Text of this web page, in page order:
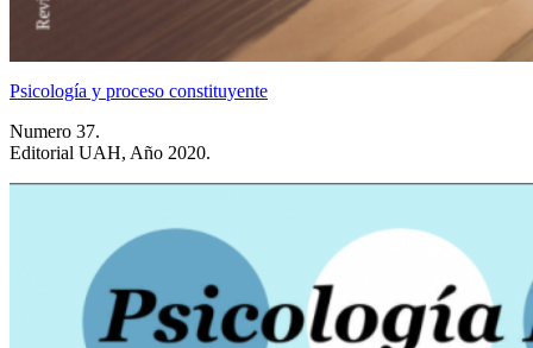
Psicología y proceso constituyente
Numero 37.
Editorial UAH, Año 2020.